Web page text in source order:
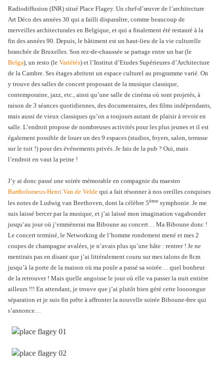
Radiodiffusion (INR) situé Place Flagey. Un chef-d’œuvre de l’architecture
Art Déco des années 30 qui a failli disparaître, comme beaucoup de
merveilles architecturales en Belgique, et qui a finalement été restauré à la
fin des années 90. Depuis, le bâtiment est un haut-lieu de la vie culturelle
branchée de Bruxelles. Son rez-de-chaussée se partage entre un bar (le
Belga), un resto (le Variétés) et l’Institut d’Etudes Supérieures d’Architecture
de la Cambre. Ses étages abritent un espace culturel au programme varié. On
y trouve des salles de concert proposant de la musique classique,
contemporaine, jazz, etc., ainsi qu’une salle de cinéma où sont projetés, à
raison de 3 séances quotidiennes, des documentaires, des films indépendants,
mais aussi de vieux classiques qu’on a toujours autant de plaisir à revoir en
salle. L’endroit propose de nombreuses activités pour les plus jeunes et il est
également possible de louer un des 9 espaces (studios, foyers, salon, terrasse
sur le toit !) pour des événements privés. Je fais de la pub ? Oui, mais
l’endroit en vaut la peine !
J’y ai donc passé une soirée mémorable en compagnie du maestro
Bartholomeus-Henri Van de Velde qui a fait résonner à nos oreilles conquises
les notes de Ludwig van Beethoven, dont la célèbre 5ème symphonie. Je me
suis laissé bercer par la musique, et j’ai laissé mon imagination vagabonder
jusqu’au jour où j’emmènerai ma Biboune au concert… Ma Biboune donc !
Le concert terminé, le Networking de l’homme rondement mené et mes 2
coupes de champagne avalées, je n’avais plus qu’une hâte : rentrer ! Je ne
mentirais pas en disant que j’ai littéralement couru sur mes talons de 8cm
jusqu’à la porte de la maison où ma poule a passé sa soirée… quel bonheur
de la retrouver ! Mais quelle angoisse le jour où elle va passer la nuit entière
ailleurs !!! En attendant, je trouve que j’ai plutôt bien géré cette loooongue
séparation et je suis fin prête à affronter la nouvelle soirée Biboune-free qui
s’annonce…